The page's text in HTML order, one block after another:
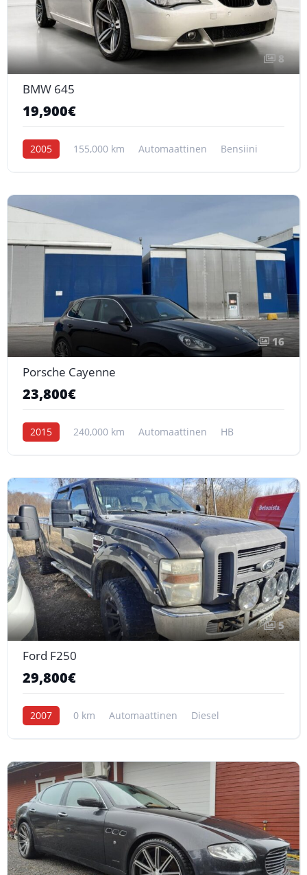
8
BMW 645
19,900€
2005 155,000 km Automaattinen Bensiini
16
Porsche Cayenne
23,800€
2015 240,000 km Automaattinen HB
5
Ford F250
29,800€
2007 0 km Automaattinen Diesel